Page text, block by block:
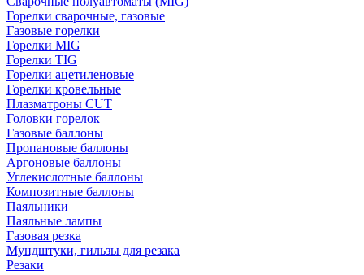
Горелки сварочные, газовые
Газовые горелки
Горелки MIG
Горелки TIG
Горелки ацетиленовые
Горелки кровельные
Плазматроны CUT
Головки горелок
Газовые баллоны
Пропановые баллоны
Аргоновые баллоны
Углекислотные баллоны
Композитные баллоны
Паяльники
Паяльные лампы
Газовая резка
Мундштуки, гильзы для резака
Резаки